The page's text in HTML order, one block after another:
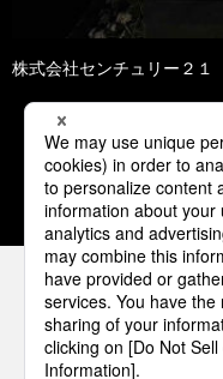
株式会社センチュリー２
1 2
パナソニック